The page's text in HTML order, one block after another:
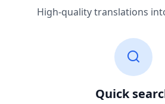
High-quality translations
Quick